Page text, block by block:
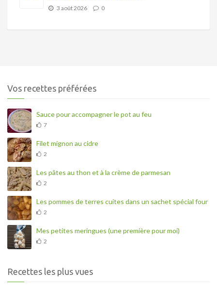
3 août 2026 0
Vos recettes préférées
Sauce pour accompagner le pot au feu
7
Filet mignon au cidre
2
Les pâtes au thon et à la crème de parmesan
2
Les pommes de terres cuites dans un sachet spécial four
2
Mes petites meringues (une première pour moi)
2
Recettes les plus vues